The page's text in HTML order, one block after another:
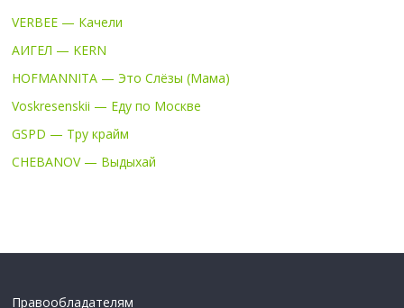
VERBEE — Качели
АИГЕЛ — KERN
HOFMANNITA — Это Слёзы (Мама)
Voskresenskii — Еду по Москве
GSPD — Тру крайм
CHEBANOV — Выдыхай
Правообладателям